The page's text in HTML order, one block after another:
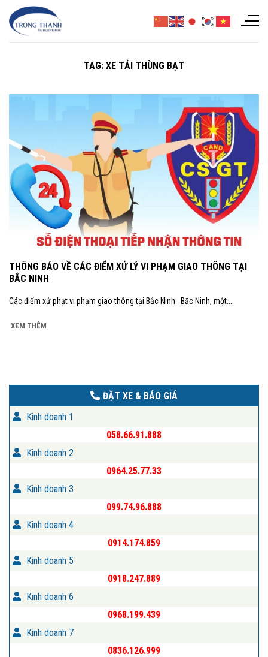
Chuyển
đến
TAG: XE TẢI THÙNG BẠT
THÔNG BÁO VỀ CÁC ĐIỂM XỬ LÝ VI PHẠM GIAO THÔNG TẠI
BẮC NINH
Các điểm xử phạt vi phạm giao thông tại Bắc Ninh Bắc Ninh, một...
XEM THÊM
ĐẶT XE & BÁO GIÁ
Kinh doanh 1
058.66.91.888
Kinh doanh 2
0964.25.77.33
Kinh doanh 3
099.74.96.888
Kinh doanh 4
0914.174.859
Kinh doanh 5
0918.247.889
Kinh doanh 6
0968.199.439
Kinh doanh 7
0836.126.999